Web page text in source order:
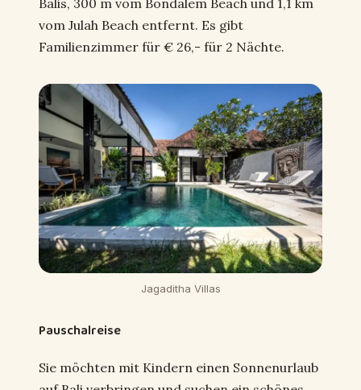
vom Julah Beach entfernt. Es gibt
Familienzimmer für € 26,- für 2 Nächte.
Jagaditha Villas
Pauschalreise
Sie möchten mit Kindern einen Sonnenurlaub